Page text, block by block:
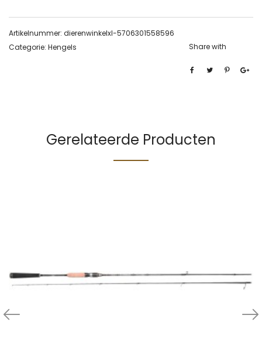
Artikelnummer: dierenwinkelxl-5706301558596
Categorie: Hengels Share with
Gerelateerde Producten